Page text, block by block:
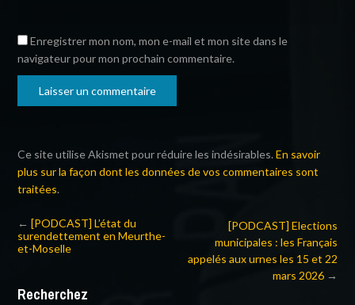
Enregistrer mon nom, mon e-mail et mon site dans le
navigateur pour mon prochain commentaire.
Ce site utilise Akismet pour réduire les indésirables.En savoir
plus sur la façon dont les données de vos commentaires sont
traitées.
←[PODCAST] L’état du
surendettement en Meurthe-
et-Moselle
[PODCAST] Elections
municipales : les Français
appelés aux urnes les 15 et 22
mars 2026→
Recherchez